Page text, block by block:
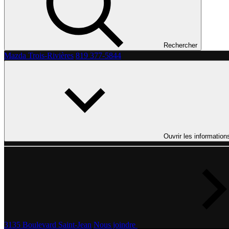
Rechercher
Mazda Trois-Rivières 819 377-5844
Ouvrir les
3135 Boulevard Saint-Jean Nous joindre